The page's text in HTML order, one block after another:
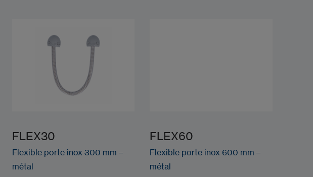
FLEX30
Flexible porte inox 300 mm –
métal
FLEX60
Flexible porte inox 600 mm –
métal